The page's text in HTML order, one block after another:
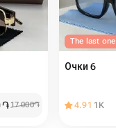
֏17 000֏
The last one
Очки 6
4.91 1K